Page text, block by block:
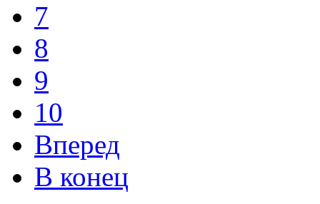
7
8
9
10
Вперед
В конец